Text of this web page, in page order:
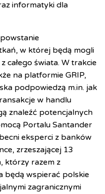
informatyki dla
w której będą mogli
całego świata. W trakcie
na platformie GRIP,
podpowiedzą m.in. jak
w handlu
znaleźć potencjalnych
Portalu Santander
eksperci z banków
zrzeszającej 13
którzy razem z
będą wspierać polskie
zagranicznymi